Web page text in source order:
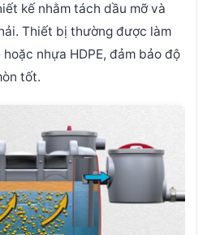
kế nhằm tách dầu mỡ và
Thiết bị thường được làm
nhựa HDPE, đảm bảo độ
tốt.